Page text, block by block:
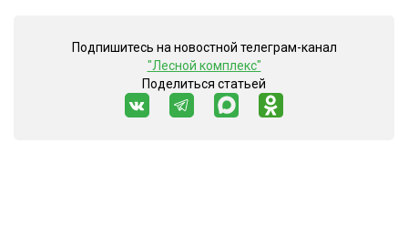
Подпишитесь на новостной телеграм-канал
"Лесной комплекс"
Поделиться статьей